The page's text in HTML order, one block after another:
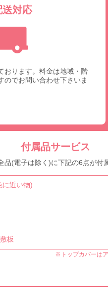
送対応
おります。料金は地域・階
のでお問い合わせ下さいま
付属品サービス
(電子は除く)に下記の6点が付
に近い物)
板
※トップカバーはア